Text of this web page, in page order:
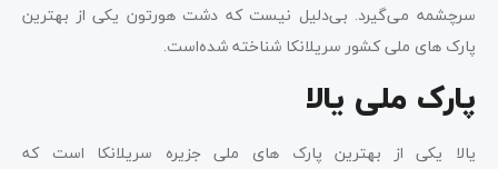
سرچشمه می‌گیرد. بی‌دلیل نیست که دشت هورتون یکی از بهترین
پارک های ملی کشور سریلانکا شناخته شده‌است.
پارک ملی یالا
یالا یکی از بهترین پارک های ملی جزیره سریلانکا است که